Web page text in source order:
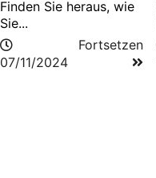
Finden Sie heraus, wie
Sie...
07/11/2024
Fortsetzen